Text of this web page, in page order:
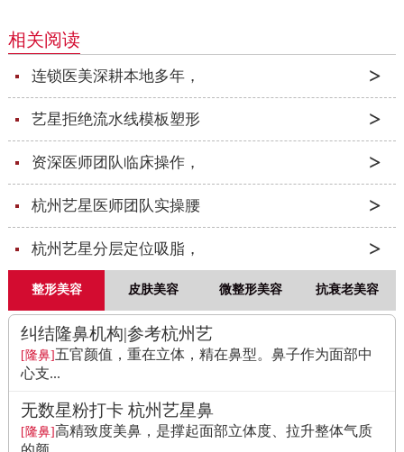
相关阅读
连锁医美深耕本地多年，
艺星拒绝流水线模板塑形
资深医师团队临床操作，
杭州艺星医师团队实操腰
杭州艺星分层定位吸脂，
整形美容 皮肤美容 微整形美容 抗衰老美容
纠结隆鼻机构|参考杭州艺
[隆鼻]五官颜值，重在立体，精在鼻型。鼻子作为面部中
心支...
无数星粉打卡 杭州艺星鼻
[隆鼻]高精致度美鼻，是撑起面部立体度、拉升整体气质